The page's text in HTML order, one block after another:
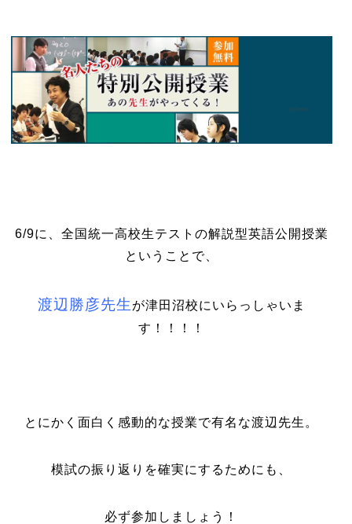
6/9に、全国統一高校生テストの解説型英語公開授業
ということで、
渡辺勝彦先生 が津田沼校にいらっしゃいま
す！！！！
とにかく面白く感動的な授業で有名な渡辺先生。
模試の振り返りを確実にするためにも、
必ず参加しましょう！